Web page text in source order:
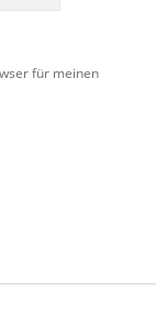
für meinen